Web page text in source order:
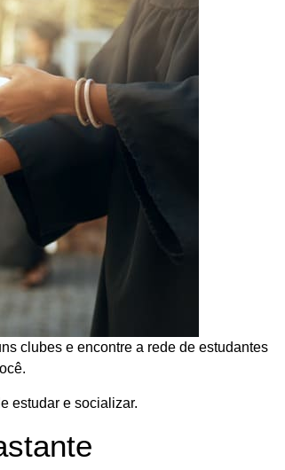
clubes e encontre a rede de estudantes
estudar e socializar.